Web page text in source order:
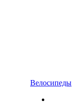
Велосипеды